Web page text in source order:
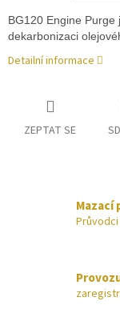
BG120 Engine
dekarbonizaci
Detailní informace
ZEPTAT SE
Mazací